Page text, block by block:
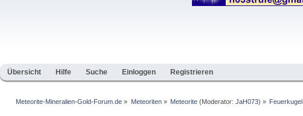
Übersicht Hilfe Suche Einloggen Registrieren
Meteorite-Mineralien-Gold-Forum.de » Meteoriten» Meteorite(Moderator: JaH073) »